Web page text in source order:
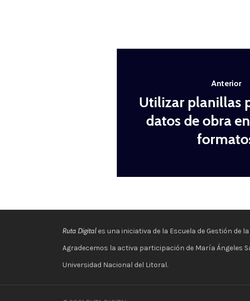
Anterior
Utilizar planillas
datos de obra
Ruta Digital es una iniciativa de la Escuela de Gestión de
Agradecemos la activa participación de María Ángeles
Universidad Nacional del Litoral.